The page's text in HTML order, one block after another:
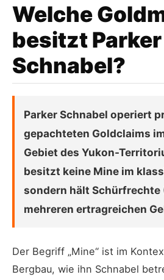
Welche
besitzt Parker
Schnabel?
Parker Schnabel operiert
gepachteten Goldclaims
Gebiet des Yukon-
besitzt keine Mine im
sondern hält Schürfrechte
mehreren ertragreichen
Der Begriff „Mine“ ist im
Bergbau, wie ihn Schnabel